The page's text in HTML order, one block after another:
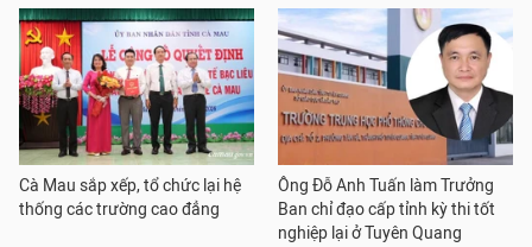
Cà Mau sắp xếp, tổ chức lại hệ
thống các trường cao đẳng
Ông Đỗ Anh Tuấn làm Trưởng
Ban chỉ đạo cấp tỉnh kỳ thi tốt
nghiệp lại ở Tuyên Quang